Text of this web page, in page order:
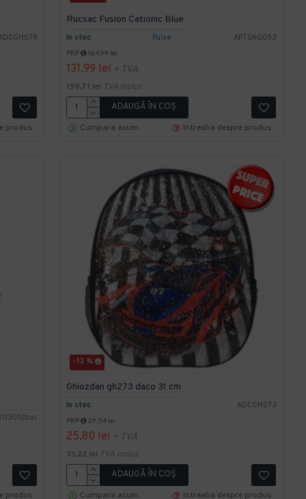
produs
In stoc Pulse APTSKG093
Rucsac Fusion Cationic Blue
PRP 164,99 lei
131,99 lei + TVA
159,71 lei TVA inclus
ADAUGĂ ÎN COŞ
Cumpara acum
Intreaba despre produs
produs
-13 %
In stoc ADCGH273
Ghiozdan gh273 daco 31 cm
PRP 29,54 lei
25,80 lei + TVA
31,22 lei TVA inclus
ADAUGĂ ÎN COŞ
Cumpara acum
Intreaba despre produs